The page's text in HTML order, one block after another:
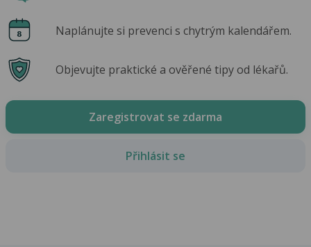
Naplánujte si prevenci s chytrým kalendářem.
Objevujte praktické a ověřené tipy od lékařů.
Zaregistrovat se zdarma
Přihlásit se